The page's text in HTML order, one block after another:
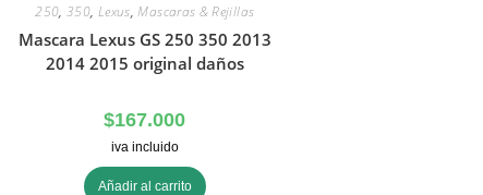
250,350, Lexus,Mascaras & Rejillas
Mascara Lexus GS 250 350 2013
2014 2015 original daños
$167.000
iva incluido
Añadir al carrito